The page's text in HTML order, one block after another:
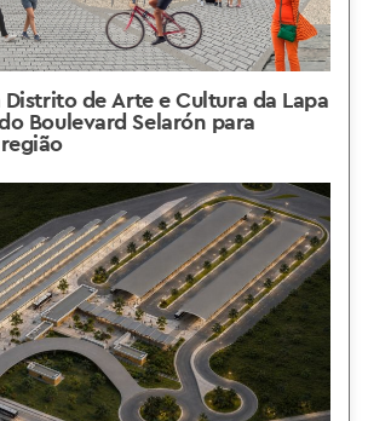
de Arte e Cultura da Lapa
Boulevard Selarón para